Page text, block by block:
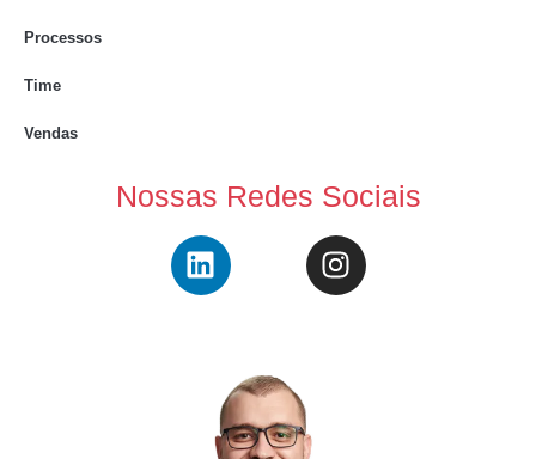
Processos
Time
Vendas
Nossas Redes Sociais